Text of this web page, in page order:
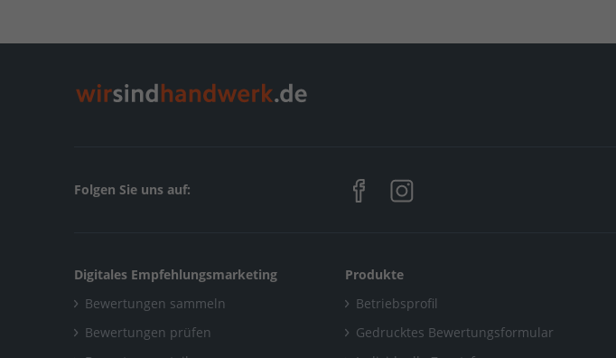
Folgen Sie uns auf:
Digitales Empfehlungsmarketing
Bewertungen sammeln
Bewertungen prüfen
Produkte
Betriebsprofil
Gedrucktes Bewertungsformular